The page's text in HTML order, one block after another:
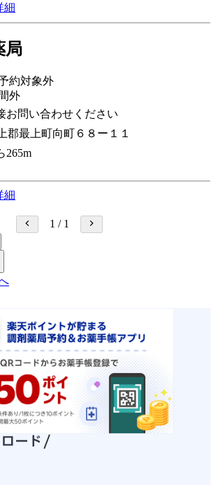
細
局
約対象外
外
お問い合わせください
郡最上町向町６８ー１１
265m
細
1 / 1